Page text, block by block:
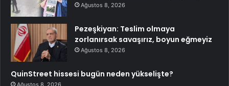
Ağustos 8, 2026
Pezeşkiyan: Teslim olmaya
zorlanırsak savaşırız, boyun eğmeyiz
Ağustos 8, 2026
QuinStreet hissesi bugün neden yükselişte?
Ağustos 8, 2026